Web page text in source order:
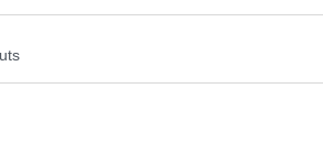
centrale